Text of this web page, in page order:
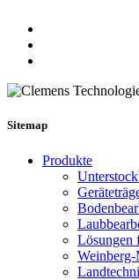
Sitemap
Produkte
Lösungen
Weinberg-